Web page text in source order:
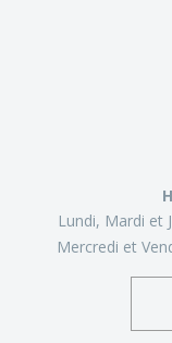
Lundi, Mardi et
Mercredi et